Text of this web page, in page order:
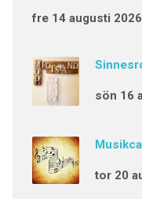
fre 14 augusti
sön 16
tor 20